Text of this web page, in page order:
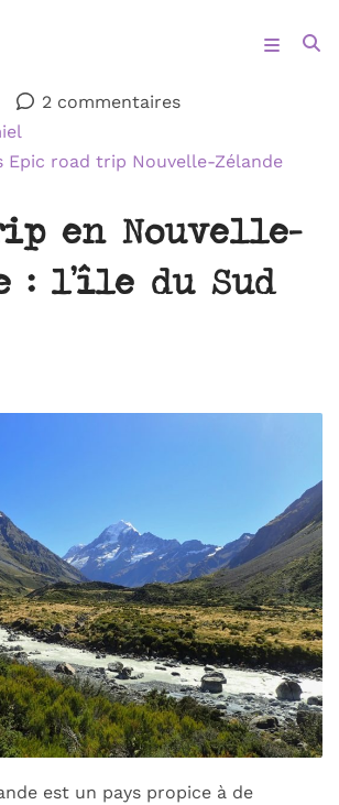
2 commentaires
Epic road trip Nouvelle-Zélande
en Nouvelle-
: l’île du Sud
est un pays propice à de